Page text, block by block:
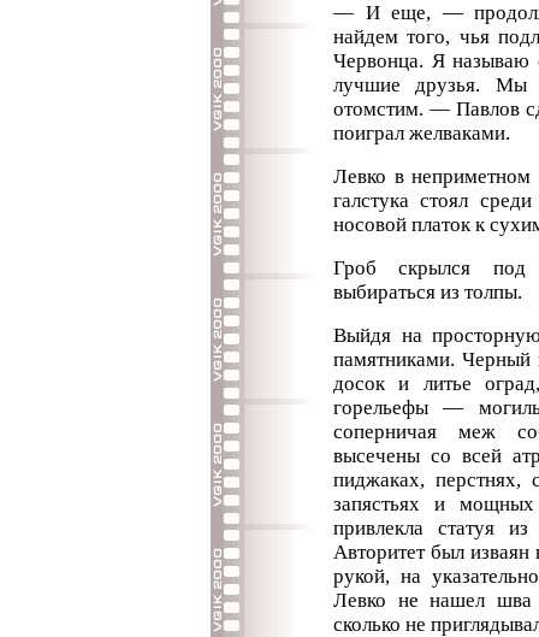
— И еще, —
найдем того, чья
Червонца. Я называю
лучшие друзья. Мы
отомстим. — Павлов
поиграл желваками.
Левко в
галстука стоял
носовой платок к
Гроб скрылся под
выбираться из толпы.
Выйдя на
памятниками. Черный
досок и литье
горельефы —
соперничая меж
высечены со всей
пиджаках, перстнях,
запястьях и
привлекла статуя
Авторитет был
рукой, на
Левко не нашел шва
сколько не